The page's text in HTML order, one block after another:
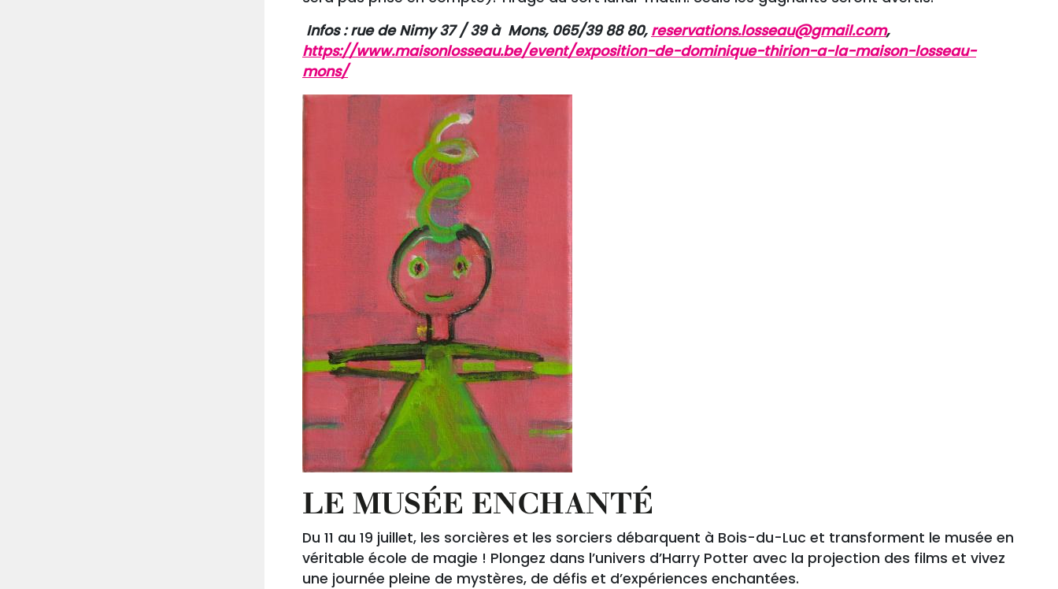
Infos : rue de Nimy 37 / 39 à Mons, 065/39 88 80, reservations.losseau@gmail.com,
https://www.maisonlosseau.be/event/exposition-de-dominique-thirion-a-la-maison-losseau-
mons/
LE MUSÉE ENCHANTÉ
Du 11 au 19 juillet, les sorcières et les sorciers débarquent à Bois-du-Luc et transforment le musée en
véritable école de magie ! Plongez dans l’univers d’Harry Potter avec la projection des films et vivez
une journée pleine de mystères, de défis et d’expériences enchantées.